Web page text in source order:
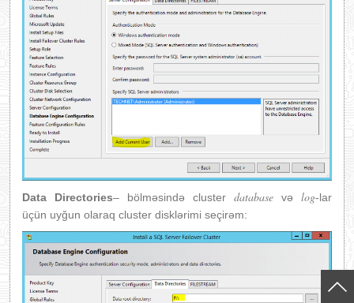
Data Directories– bölməsində cluster database və log-lar
üçün uyğun olaraq cluster disklərimi seçirəm: